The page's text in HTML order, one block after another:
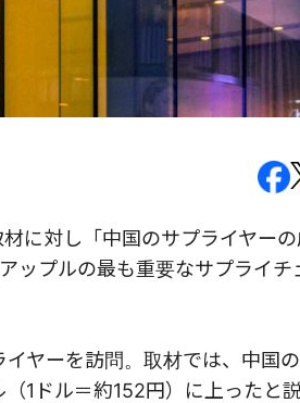
に対し「中国のサプライヤーの
ップルの最も重要なサプライチ
ヤーを訪問。取材では、中国の
1ドル＝約152円）に上ったと